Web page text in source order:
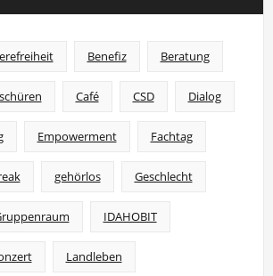
Benefiz Beratung
Café CSD Dialog
Empowerment Fachtag
gehörlos Geschlecht
IDAHOBIT
Landleben